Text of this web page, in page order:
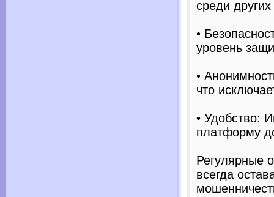
среди
•
уровень
•
что
• Удобство:
платформу
Регулярные
всегда